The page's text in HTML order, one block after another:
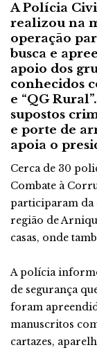
A Polícia
realizou na
operação
busca e
apoio dos
conhecidos
e “QG
supostos
e porte de
apoia o
Cerca de 30
Combate à
participaram da
região de
casas, onde
A polícia
de segurança
foram
manuscritos
cartazes,